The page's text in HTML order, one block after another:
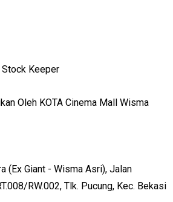
Stock Keeper
Oleh KOTA Cinema Mall Wisma
(Ex Giant - Wisma Asri), Jalan
RW.002, Tlk. Pucung, Kec. Bekasi